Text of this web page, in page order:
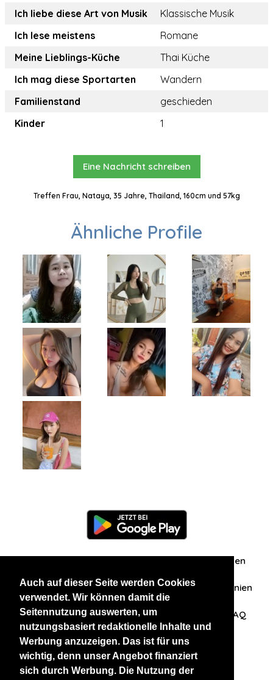
Auch auf dieser Seite werden Cookies
verwendet. Wir können damit die
Seitennutzung auswerten, um
nutzungsbasiert redaktionelle Inhalte und
Werbung anzuzeigen. Das ist für uns
wichtig, denn unser Angebot finanziert
sich durch Werbung. Die Nutzung der
Ich liebe diese Art von Musik
Klassische Musik
Ich lese meistens
Romane
Meine Lieblings-Küche
Thai Küche
Ich mag diese Sportarten
Wandern
Familienstand
geschieden
Kinder
1
Eine Nachricht schreiben
Treffen Frau, Nataya, 35 Jahre, Thailand, 160cm und 57kg
Ähnliche Profile
Zuschriften/Erfahrungen
Datenschutzerklärung AGB Datenschutzrichtlinien
Nehmen Sie Kontakt mit uns auf FAQ
Unsere anderen Websites